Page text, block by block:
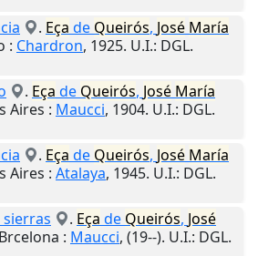
. Eça de Queirós, José María
: Chardron, 1925. U.I.: DGL.
. Eça de Queirós, José María
Aires : Maucci, 1904. U.I.: DGL.
. Eça de Queirós, José María
Aires : Atalaya, 1945. U.I.: DGL.
sierras
. Eça de Queirós, José
Brcelona : Maucci, (19--). U.I.: DGL.